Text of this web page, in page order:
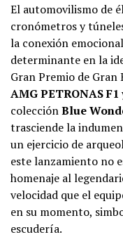
El automovilismo de
cronómetros y
la conexión
determinante en la
Gran Premio de
AMG PETRONAS F1
colecciónBlue
trasciende la
un ejercicio de
este lanzamiento no
homenaje al
velocidad que el
en su momento,
escudería.